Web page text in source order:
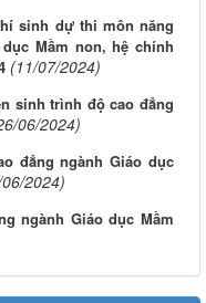
sinh dự thi môn năng
Mầm non, hệ chính
(11/07/2024)
sinh trình độ cao đẳng
06/2024)
đẳng ngành Giáo dục
2024)
ngành Giáo dục Mầm